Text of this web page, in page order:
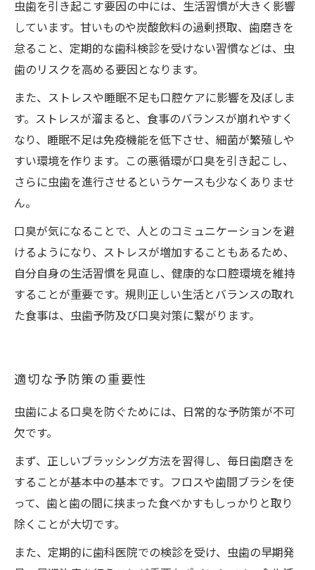
虫歯を引き起こす要因の中には、生活習慣が大きく影響
しています。甘いものや炭酸飲料の過剰摂取、歯磨きを
怠ること、定期的な歯科検診を受けない習慣などは、虫
歯のリスクを高める要因となります。
また、ストレスや睡眠不足も口腔ケアに影響を及ぼしま
す。ストレスが溜まると、食事のバランスが崩れやすく
なり、睡眠不足は免疫機能を低下させ、細菌が繁殖しや
すい環境を作ります。この悪循環が口臭を引き起こし、
さらに虫歯を進行させるというケースも少なくありませ
ん。
口臭が気になることで、人とのコミュニケーションを避
けるようになり、ストレスが増加することもあるため、
自分自身の生活習慣を見直し、健康的な口腔環境を維持
することが重要です。規則正しい生活とバランスの取れ
た食事は、虫歯予防及び口臭対策に繋がります。
適切な予防策の重要性
虫歯による口臭を防ぐためには、日常的な予防策が不可
欠です。
まず、正しいブラッシング方法を習得し、毎日歯磨きを
することが基本中の基本です。フロスや歯間ブラシを使
って、歯と歯の間に挟まった食べかすもしっかりと取り
除くことが大切です。
また、定期的に歯科医院での検診を受け、虫歯の早期発